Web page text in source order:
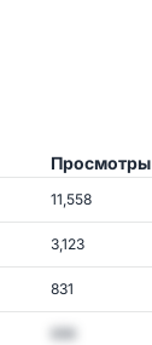
Просмотры
11,558
3,123
831
696